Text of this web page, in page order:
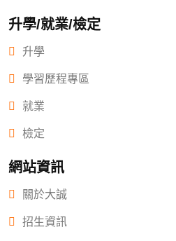
升學/就業/檢定
升學
學習歷程專區
就業
檢定
網站資訊
關於大誠
招生資訊